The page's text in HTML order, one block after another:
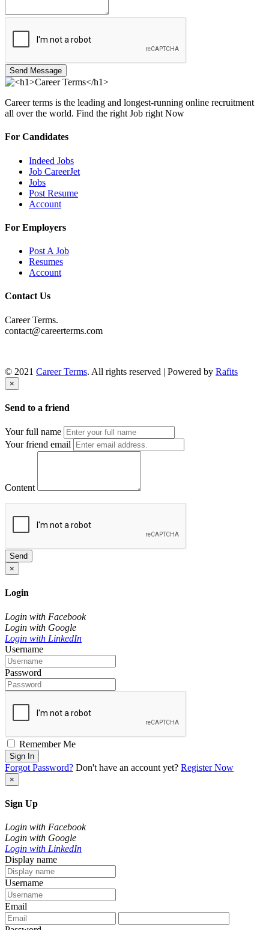
Send Message
Career terms is the leading and longest-running online recruitment
all over the world. Find the right Job right Now
For Candidates
Indeed Jobs
Job CareerJet
Jobs
Post Resume
Account
For Employers
Post A Job
Resumes
Account
Contact Us
Career Terms.
contact@careerterms.com
© 2021 Career Terms. All rights reserved | Powered by Rafits
×
Send to a friend
Your full name
Your friend email
Content
Send
×
Login
Login with Facebook
Login with Google
Login with LinkedIn
Username
Password
Remember Me
Sign In
Forgot Password? Don't have an account yet? Register Now
×
Sign Up
Login with Facebook
Login with Google
Login with LinkedIn
Display name
Username
Email